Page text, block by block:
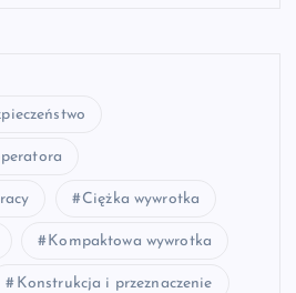
Ciężka wywrotka
Kompaktowa wywrotka
Konstrukcja i przeznaczenie